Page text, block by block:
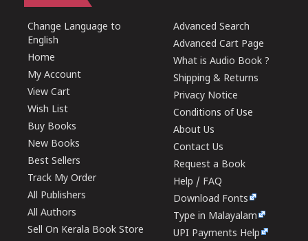
Change Language to
English
Home
My Account
View Cart
Wish List
Buy Books
New Books
Best Sellers
Track My Order
All Publishers
All Authors
Sell On Kerala Book Store
Advanced Search
Advanced Cart Page
What is Audio Book ?
Shipping & Returns
Privacy Notice
Conditions of Use
About Us
Contact Us
Request a Book
Help / FAQ
Download Fonts
Type in Malayalam
UPI Payments Help